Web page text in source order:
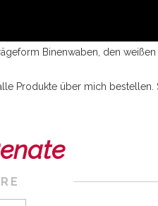
Binenwaben, den
Produkte über mich